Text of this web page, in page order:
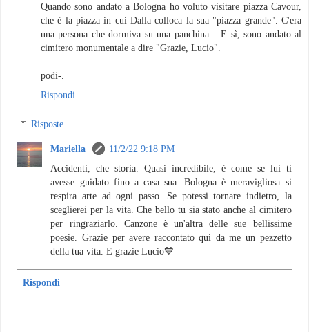
Quando sono andato a Bologna ho voluto visitare piazza Cavour,
che è la piazza in cui Dalla colloca la sua "piazza grande". C'era
una persona che dormiva su una panchina... E sì, sono andato al
cimitero monumentale a dire "Grazie, Lucio".
podi-.
Rispondi
Risposte
Mariella
11/2/22 9:18 PM
Accidenti, che storia. Quasi incredibile, è come se lui ti
avesse guidato fino a casa sua. Bologna è meravigliosa si
respira arte ad ogni passo. Se potessi tornare indietro, la
sceglierei per la vita. Che bello tu sia stato anche al cimitero
per ringraziarlo. Canzone è un'altra delle sue bellissime
poesie. Grazie per avere raccontato qui da me un pezzetto
della tua vita. E grazie Lucio💙
Rispondi